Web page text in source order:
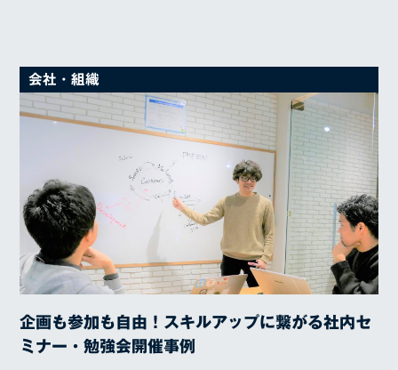
会社・組織
企画も参加も自由！スキルアップに繋がる社内セ
ミナー・勉強会開催事例